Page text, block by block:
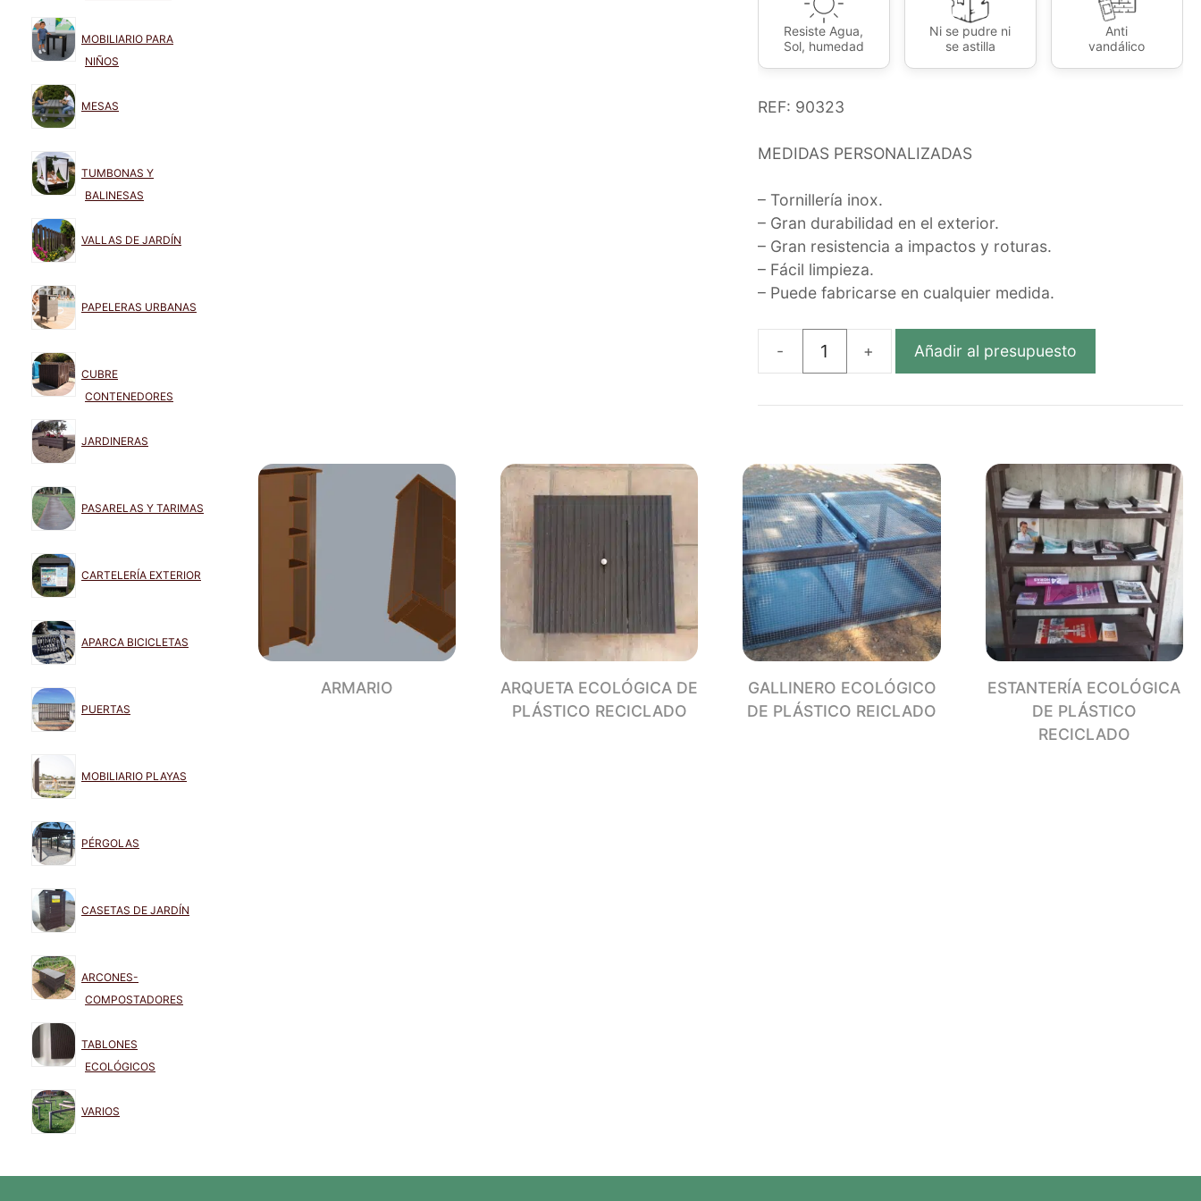
Resiste Agua,
Sol, humedad
Ni se pudre ni
se astilla
Anti
vandálico
REF: 90323
MEDIDAS PERSONALIZADAS
– Tornillería inox.
– Gran durabilidad en el exterior.
– Gran resistencia a impactos y roturas.
– Fácil limpieza.
– Puede fabricarse en cualquier medida.
CANAL
RECICLADO
cantidad
Añadir al presupuesto
ARMARIO
ARQUETA ECOLÓGICA DE
PLÁSTICO RECICLADO
GALLINERO ECOLÓGICO
DE PLÁSTICO REICLADO
ESTANTERÍA ECOLÓGICA
DE PLÁSTICO
RECICLADO
MOBILIARIO PARA
NIÑOS
MESAS
TUMBONAS Y
BALINESAS
VALLAS DE JARDÍN
PAPELERAS URBANAS
CUBRE
CONTENEDORES
JARDINERAS
PASARELAS Y TARIMAS
CARTELERÍA EXTERIOR
APARCA BICICLETAS
PUERTAS
MOBILIARIO PLAYAS
PÉRGOLAS
CASETAS DE JARDÍN
ARCONES-
COMPOSTADORES
TABLONES
ECOLÓGICOS
VARIOS